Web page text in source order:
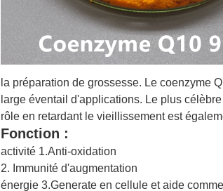
la préparation de grossesse. Le coenzyme
large éventail d'applications. Le plus
rôle en retardant le vieillissement est
Fonction :
activité 1.Anti-oxidation
2. Immunité d'augmentation
énergie 3.Generate en cellule et aide